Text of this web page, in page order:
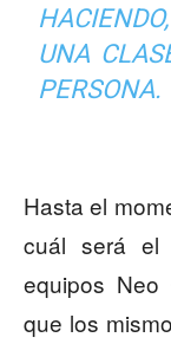
UNA
PERSONA.
Hasta el
cuál será
equipos Neo
que los